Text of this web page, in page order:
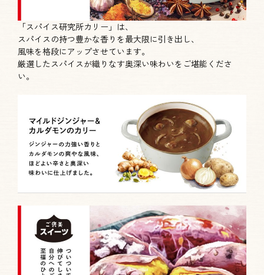
「スパイス研究所カリー」は、
スパイスの持つ豊かな香りを最大限に引き出し、
風味を格段にアップさせています。
厳選したスパイスが織りなす奥深い味わいをご堪能くださ
い。